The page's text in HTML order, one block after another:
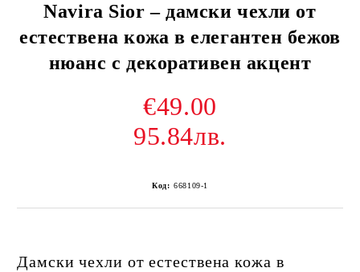
Navira Sior – дамски чехли от
естествена кожа в елегантен бежов
нюанс с декоративен акцент
€49.00
95.84лв.
Код: 668109-1
Дамски чехли от естествена кожа в